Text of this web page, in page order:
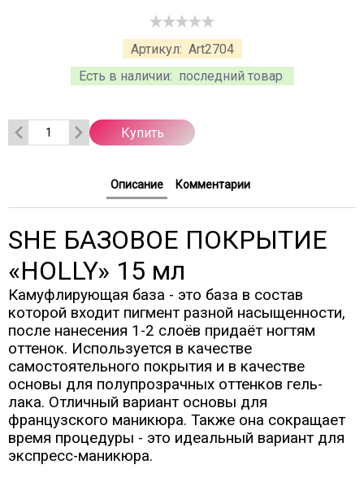
Артикул: Art2704
Есть в наличии: последний товар
Купить
Описание Комментарии
SHE БАЗОВОЕ ПОКРЫТИЕ
«HOLLY» 15 мл
Камуфлирующая база - это база в состав
которой входит пигмент разной насыщенности,
после нанесения 1-2 слоёв придаёт ногтям
оттенок. Используется в качестве
самостоятельного покрытия и в качестве
основы для полупрозрачных оттенков гель-
лака. Отличный вариант основы для
французского маникюра. Также она сокращает
время процедуры - это идеальный вариант для
экспресс-маникюра.